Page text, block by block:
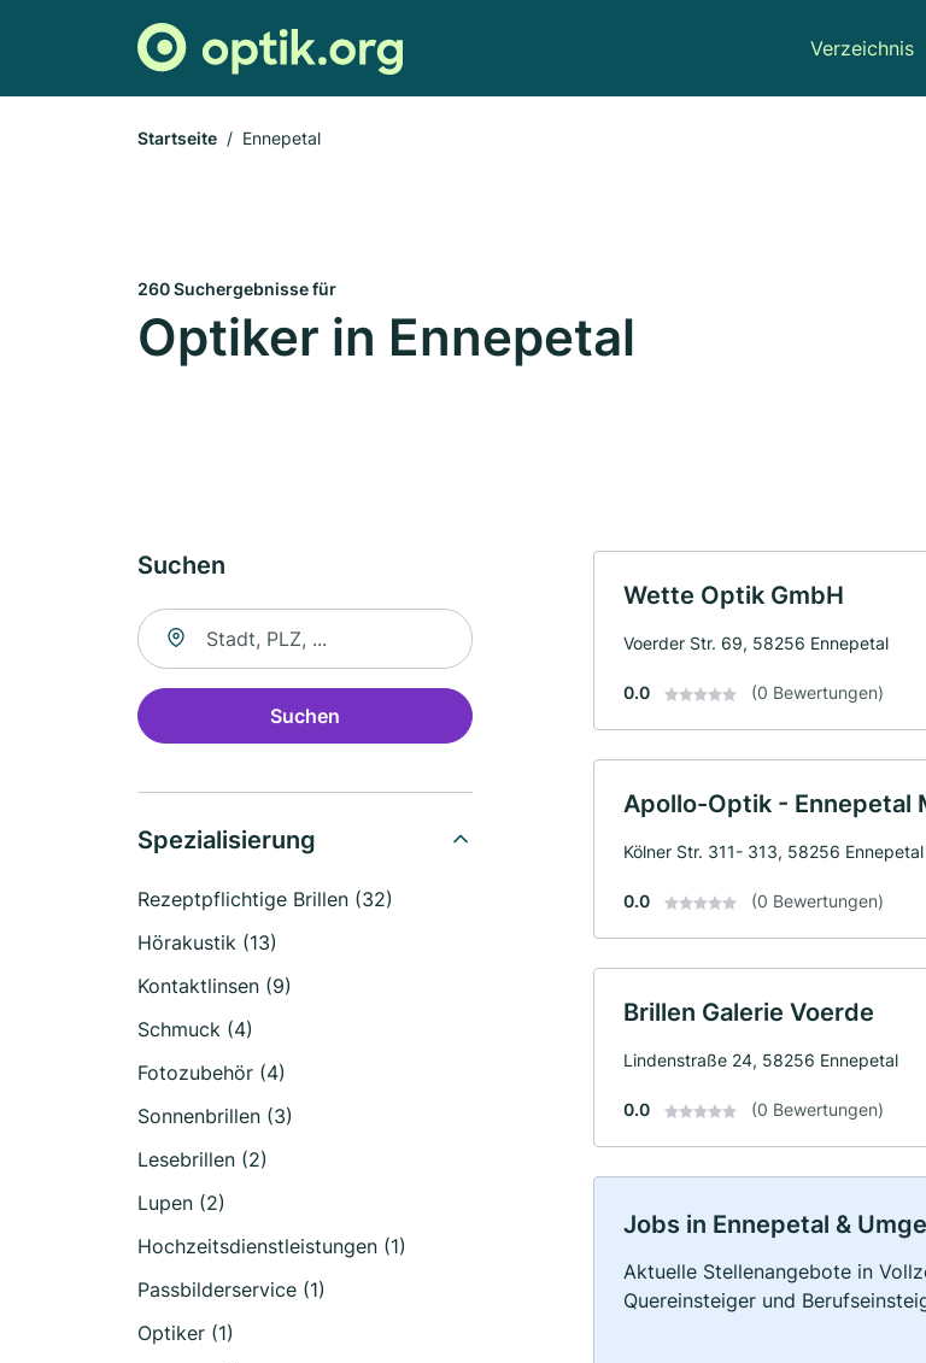
Verzeichnis
Startseite Ennepetal
260 Suchergebnisse für
Optiker in Ennepetal
Suchen
Suche nach Ort
Suchen
Spezialisierung
Rezeptpflichtige Brillen (32)
Hörakustik (13)
Kontaktlinsen (9)
Schmuck (4)
Fotozubehör (4)
Sonnenbrillen (3)
Lesebrillen (2)
Lupen (2)
Hochzeitsdienstleistungen (1)
Passbilderservice (1)
Optiker (1)
Wette Optik GmbH
Voerder Str. 69, 58256 Ennepetal
0.0 (0 Bewertungen)
Apollo-Optik - Ennepetal
Kölner Str. 311- 313, 58256 Ennepetal
0.0 (0 Bewertungen)
Brillen Galerie Voerde
Lindenstraße 24, 58256 Ennepetal
0.0 (0 Bewertungen)
Jobs in Ennepetal &
Aktuelle Stellenangebote in
Quereinsteiger und